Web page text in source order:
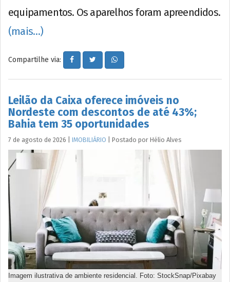
equipamentos. Os aparelhos foram apreendidos.
(mais…)
Compartilhe via:
Leilão da Caixa oferece imóveis no
Nordeste com descontos de até 43%;
Bahia tem 35 oportunidades
7 de agosto de 2026 IMOBILIÁRIO Postado por Hélio Alves
Imagem ilustrativa de ambiente residencial. Foto: StockSnap/Pixabay